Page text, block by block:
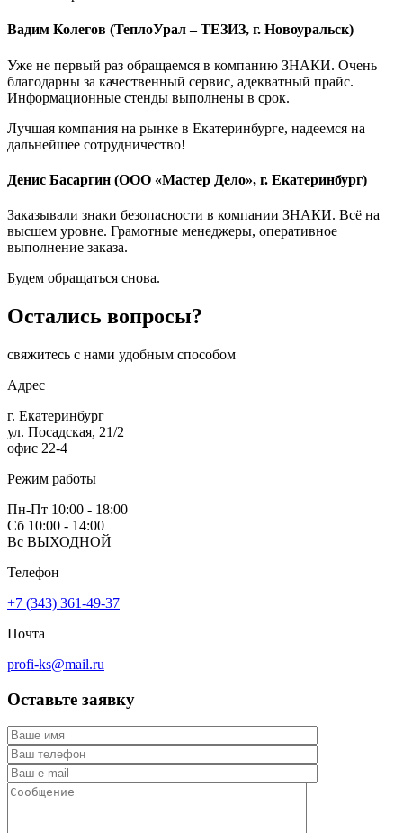
Вадим Колегов (ТеплоУрал – ТЕЗИЗ, г. Новоуральск)
Уже не первый раз обращаемся в компанию ЗНАКИ. Очень
благодарны за качественный сервис, адекватный прайс.
Информационные стенды выполнены в срок.
Лучшая компания на рынке в Екатеринбурге, надеемся на
дальнейшее сотрудничество!
Денис Басаргин (ООО «Мастер Дело», г. Екатеринбург)
Заказывали знаки безопасности в компании ЗНАКИ. Всё на
высшем уровне. Грамотные менеджеры, оперативное
выполнение заказа.
Будем обращаться снова.
Остались вопросы?
свяжитесь с нами удобным способом
Адрес
г. Екатеринбург
ул. Посадская, 21/2
офис 22-4
Режим работы
Пн-Пт 10:00 - 18:00
Сб 10:00 - 14:00
Вс ВЫХОДНОЙ
Телефон
+7 (343) 361-49-37
Почта
profi-ks@mail.ru
Оставьте заявку